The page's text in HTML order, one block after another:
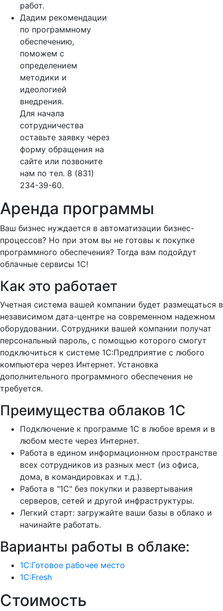
работ.
Дадим рекомендации
по программному
обеспечению,
поможем с
определением
методики и
идеологией
внедрения.
Для начала
сотрудничества
оставьте заявку через
форму обращения на
сайте или позвоните
нам по тел. 8 (831)
234-39-60.
Аренда программы
Ваш бизнес нуждается в автоматизации бизнес-
процессов? Но при этом вы не готовы к покупке
программного обеспечения? Тогда вам подойдут
облачные сервисы 1С!
Как это работает
Учетная система вашей компании будет размещаться в
независимом дата-центре на современном надежном
оборудовании. Сотрудники вашей компании получат
персональный пароль, с помощью которого смогут
подключиться к системе 1С:Предприятие с любого
компьютера через Интернет. Установка
дополнительного программного обеспечения не
требуется.
Преимущества облаков 1С
Подключение к программе 1С в любое время и в
любом месте через Интернет.
Работа в едином информационном пространстве
всех сотрудников из разных мест (из офиса,
дома, в командировках и т.д.).
Работа в "1С" без покупки и развертывания
серверов, сетей и другой инфраструктуры.
Легкий старт: загружайте ваши базы в облако и
начинайте работать.
Варианты работы в облаке:
1С:Готовое рабочее место
1C:Fresh
Стоимость